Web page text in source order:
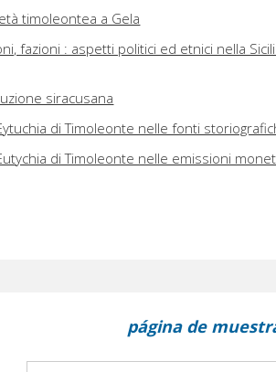
timoleontea a Gela
fazioni : aspetti politici ed etnici nella
siracusana
di Timoleonte nelle fonti
di Timoleonte nelle emissioni
página de